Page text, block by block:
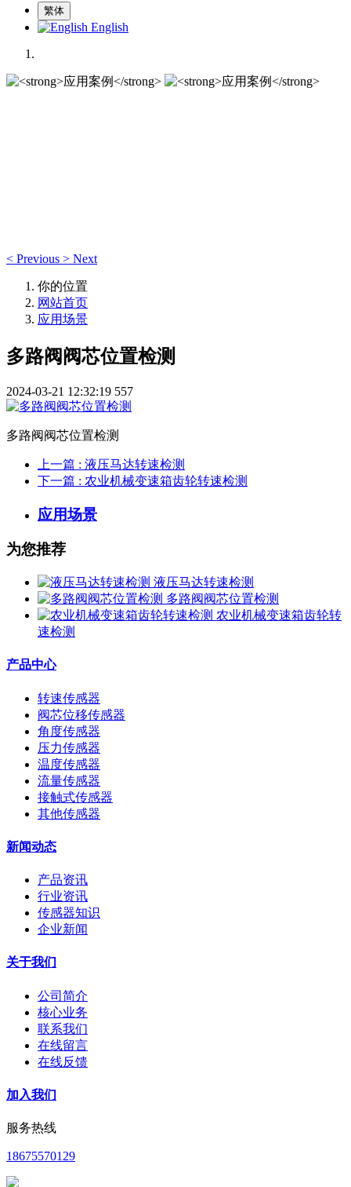
繁体
English
< Previous > Next
你的位置
网站首页
应用场景
多路阀阀芯位置检测
2024-03-21 12:32:19 557
多路阀阀芯位置检测
上一篇 : 液压马达转速检测
下一篇 : 农业机械变速箱齿轮转速检测
应用场景
为您推荐
液压马达转速检测
多路阀阀芯位置检测
农业机械变速箱齿轮转
速检测
产品中心
转速传感器
阀芯位移传感器
角度传感器
压力传感器
温度传感器
流量传感器
接触式传感器
其他传感器
新闻动态
产品资讯
行业资讯
传感器知识
企业新闻
关于我们
公司简介
核心业务
联系我们
在线留言
在线反馈
加入我们
服务热线
18675570129